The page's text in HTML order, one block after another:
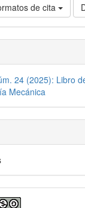
de cita
24 (2025): Libro
Mecánica